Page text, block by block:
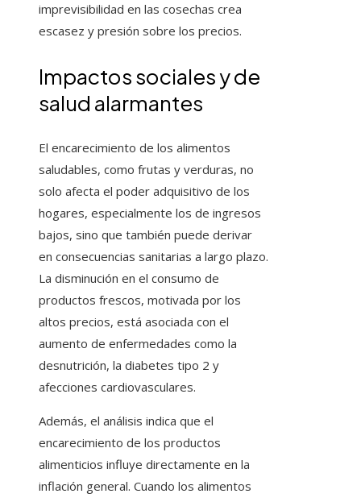
imprevisibilidad en las cosechas crea
escasez y presión sobre los precios.
Impactos sociales y de
salud alarmantes
El encarecimiento de los alimentos
saludables, como frutas y verduras, no
solo afecta el poder adquisitivo de los
hogares, especialmente los de ingresos
bajos, sino que también puede derivar
en consecuencias sanitarias a largo plazo.
La disminución en el consumo de
productos frescos, motivada por los
altos precios, está asociada con el
aumento de enfermedades como la
desnutrición, la diabetes tipo 2 y
afecciones cardiovasculares.
Además, el análisis indica que el
encarecimiento de los productos
alimenticios influye directamente en la
inflación general. Cuando los alimentos